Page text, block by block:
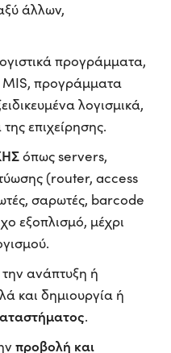
άλλων,
προγράμματα,
MIS, προγράμματα
λογισμικά,
επιχείρησης.
όπως servers,
(router, access
σαρωτές, barcode
εξοπλισμό, μέχρι
ανάπτυξη ή
και δημιουργία ή
.
προβολή και